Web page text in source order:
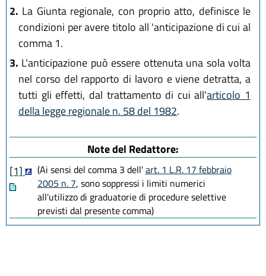
2. La Giunta regionale, con proprio atto, definisce le
condizioni per avere titolo all 'anticipazione di cui al
comma 1.
3. L'anticipazione può essere ottenuta una sola volta
nel corso del rapporto di lavoro e viene detratta, a
tutti gli effetti, dal trattamento di cui all'articolo 1
della legge regionale n. 58 del 1982.
Note del Redattore:
[1]
(Ai sensi del comma 3 dell'art. 1 L.R. 17 febbraio
2005 n. 7, sono soppressi i limiti numerici
all'utilizzo di graduatorie di procedure selettive
previsti dal presente comma)